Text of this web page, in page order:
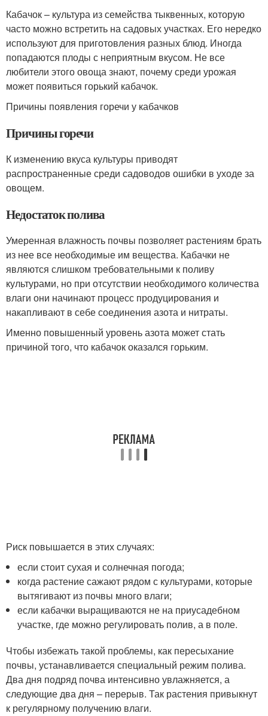
Кабачок – культура из семейства тыквенных, которую
часто можно встретить на садовых участках. Его нередко
используют для приготовления разных блюд. Иногда
попадаются плоды с неприятным вкусом. Не все
любители этого овоща знают, почему среди урожая
может появиться горький кабачок.
Причины появления горечи у кабачков
Причины горечи
К изменению вкуса культуры приводят
распространенные среди садоводов ошибки в уходе за
овощем.
Недостаток полива
Умеренная влажность почвы позволяет растениям брать
из нее все необходимые им вещества. Кабачки не
являются слишком требовательными к поливу
культурами, но при отсутствии необходимого количества
влаги они начинают процесс продуцирования и
накапливают в себе соединения азота и нитраты.
Именно повышенный уровень азота может стать
причиной того, что кабачок оказался горьким.
Риск повышается в этих случаях:
если стоит сухая и солнечная погода;
когда растение сажают рядом с культурами, которые
вытягивают из почвы много влаги;
если кабачки выращиваются не на приусадебном
участке, где можно регулировать полив, а в поле.
Чтобы избежать такой проблемы, как пересыхание
почвы, устанавливается специальный режим полива.
Два дня подряд почва интенсивно увлажняется, а
следующие два дня – перерыв. Так растения привыкнут
к регулярному получению влаги.